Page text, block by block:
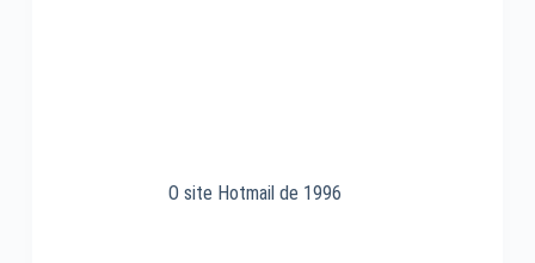
O site Hotmail de 1996